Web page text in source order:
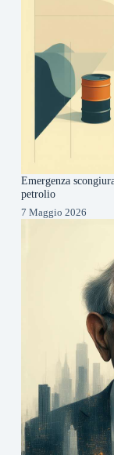
Emergenza
petrolio
7 Maggio 2026